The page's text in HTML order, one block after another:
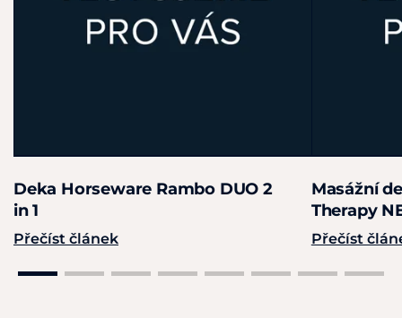
Deka Horseware Rambo DUO 2
in 1
Přečíst článek
Masážní
Therapy
Přečíst